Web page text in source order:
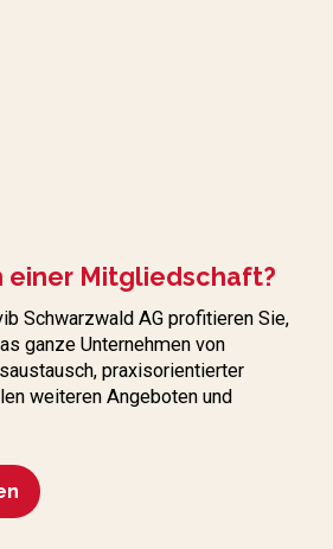
einer Mitgliedschaft?
Schwarzwald AG profitieren Sie,
ganze Unternehmen von
praxisorientierter
weiteren Angeboten und